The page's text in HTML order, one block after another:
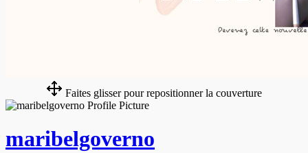
Faites glisser pour repositionner la couverture
maribelgoverno